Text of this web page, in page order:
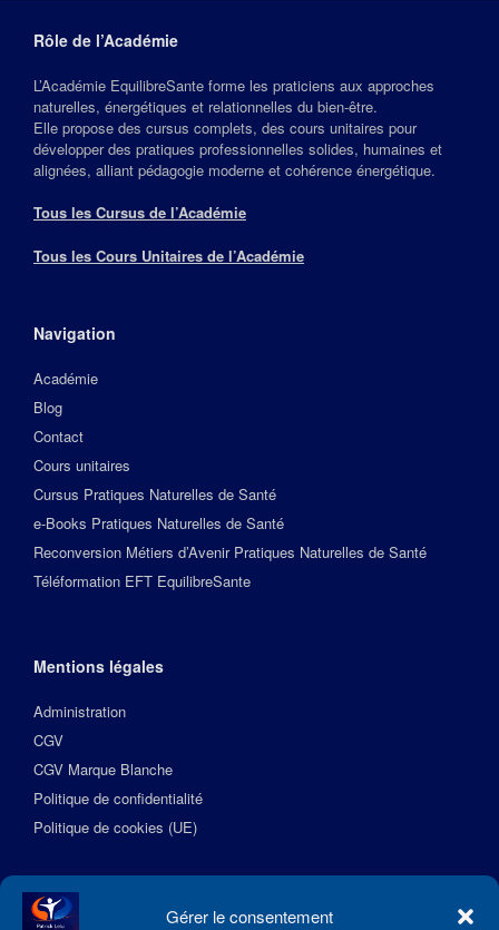
Gérer le consentement
Rôle de l’Académie
L’Académie EquilibreSante forme les praticiens aux approches
naturelles, énergétiques et relationnelles du bien‑être.
Elle propose des cursus complets, des cours unitaires pour
développer des pratiques professionnelles solides, humaines et
alignées, alliant pédagogie moderne et cohérence énergétique.
Tous les Cursus de l’Académie
Tous les Cours Unitaires de l’Académie
Navigation
Académie
Blog
Contact
Cours unitaires
Cursus Pratiques Naturelles de Santé
e-Books Pratiques Naturelles de Santé
Reconversion Métiers d’Avenir Pratiques Naturelles de Santé
Téléformation EFT EquilibreSante
Mentions légales
Administration
CGV
CGV Marque Blanche
Politique de confidentialité
Politique de cookies (UE)
Suivez l’Académie EquilibreSante